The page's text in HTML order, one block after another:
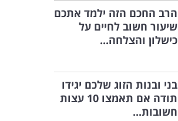
הרב החכם הזה ילמד אתכם
שיעור חשוב לחיים על
כישלון והצלחה...
בני ובנות הזוג שלכם יגידו
תודה אם תאמצו 10 עצות
חשובות...